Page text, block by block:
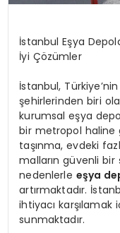
İstanbul Eşya
İyi Çözümler
İstanbul,
şehirlerinden biri
kurumsal eşya
bir metropol haline
taşınma, evdeki
malların güvenli bir
nedenlerle eşya
artırmaktadır.
ihtiyacı
sunmaktadır.